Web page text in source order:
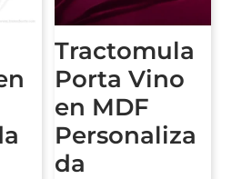
Tractomula
Porta Vino
en MDF
Personaliza
da